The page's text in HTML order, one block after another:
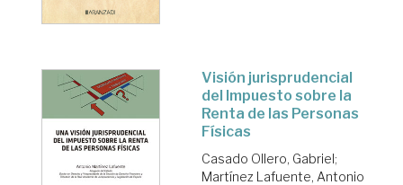
Visión jurisprudencial
del Impuesto sobre la
Renta de las Personas
Físicas
Casado Ollero, Gabriel;
Martínez Lafuente, Antonio